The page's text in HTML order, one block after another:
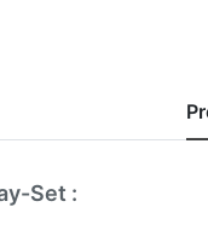
Set :